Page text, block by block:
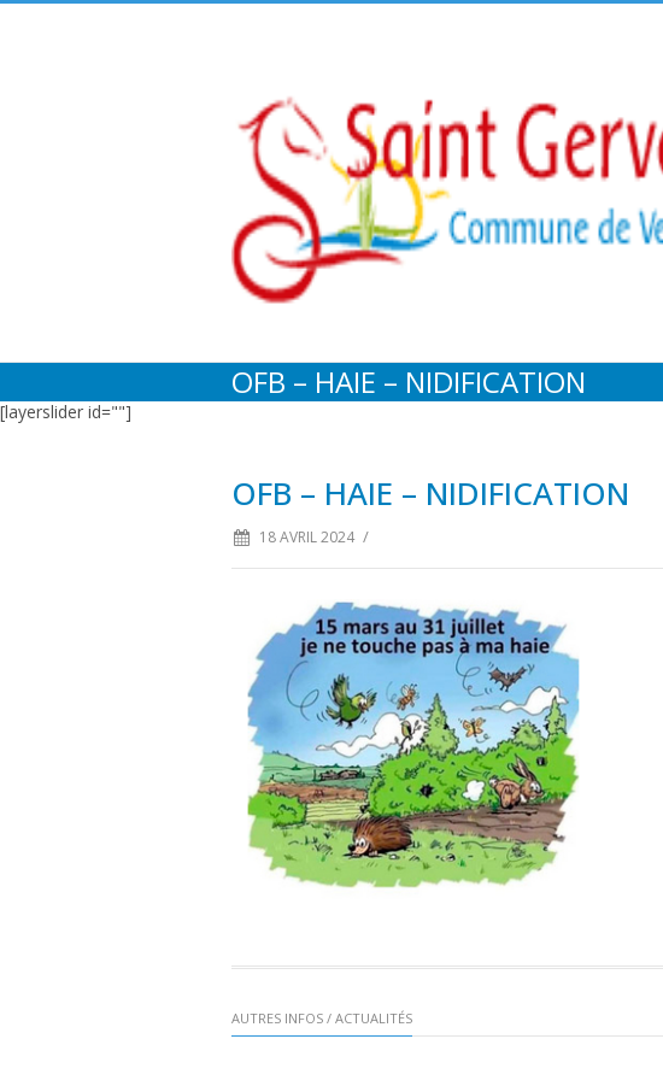
OFB – HAIE – NIDIFICATION
[layerslider id=""]
OFB – HAIE – NIDIFICATION
18 AVRIL 2024 /
AUTRES INFOS / ACTUALITÉS